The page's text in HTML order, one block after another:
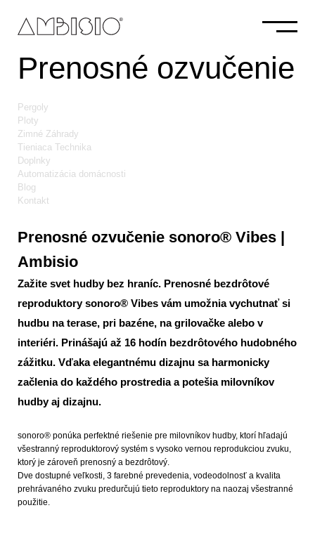
Prenosné ozvučenie
Pergoly
Ploty
Zimné Záhrady
Tieniaca Technika
Doplnky
Automatizácia domácnosti
Blog
Kontakt
Prenosné ozvučenie sonoro® Vibes |
Ambisio
Zažite svet hudby bez hraníc. Prenosné bezdrôtové
reproduktory sonoro® Vibes vám umožnia vychutnať si
hudbu na terase, pri bazéne, na grilovačke alebo v
interiéri. Prinášajú až 16 hodín bezdrôtového hudobného
zážitku. Vďaka elegantnému dizajnu sa harmonicky
začlenia do každého prostredia a potešia milovníkov
hudby aj dizajnu.
sonoro® ponúka perfektné riešenie pre milovníkov hudby, ktorí hľadajú
všestranný reproduktorový systém s vysoko vernou reprodukciou zvuku,
ktorý je zároveň prenosný a bezdrôtový.
Dve dostupné veľkosti, 3 farebné prevedenia, vodeodolnosť a kvalita
prehrávaného zvuku predurčujú tieto reproduktory na naozaj všestranné
použitie.